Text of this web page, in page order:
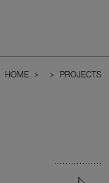
HOME > > PROJECTS